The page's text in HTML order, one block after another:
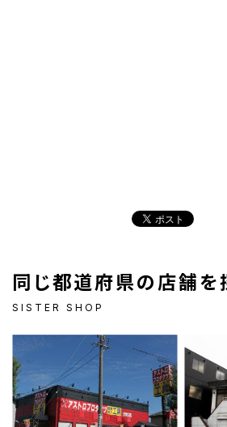
同じ都道府県の店舗を
SISTER SHOP